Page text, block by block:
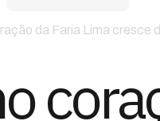
da Faria Lima cresce